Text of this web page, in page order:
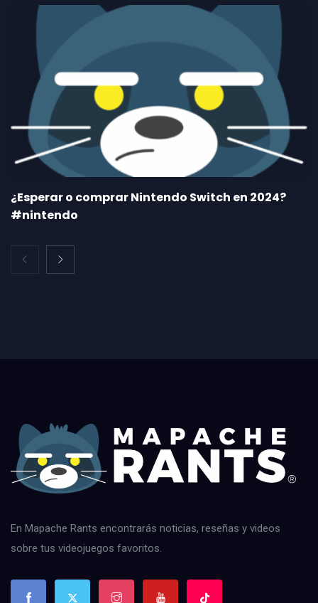
¿Esperar o comprar Nintendo Switch en 2024?
#nintendo
En Mapache Rants encontrarás noticias, reseñas y videos
sobre tus videojuegos favoritos.